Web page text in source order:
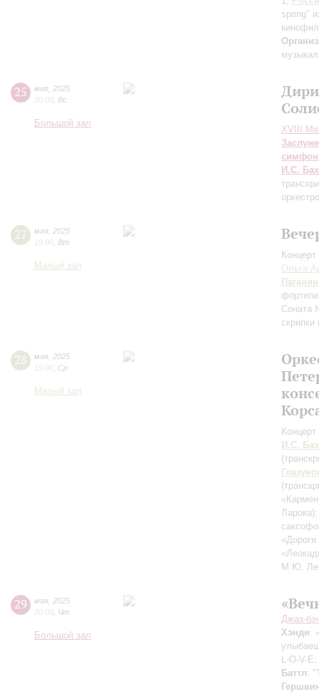
spring"
25 мая 2025
20:00 Вс
Большой зал
XVIII
И.С. Бах
27 мая 2025
19:00 Вт
Малый зал
Ольга
Соната
28 мая 2025
19:00 Ср
Малый зал
И.С. Бах
Ларока)
М.Ю.
29 мая 2025
20:00 Чт
Большой зал
Джаз-
Хэнди:
L-O-V-E;
Баттл: